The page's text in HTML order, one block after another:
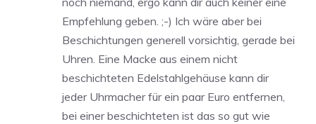
Empfehlung geben. ;-) Ich wäre aber bei
Beschichtungen generell vorsichtig, gerade bei
Uhren. Eine Macke aus einem nicht
beschichteten Edelstahlgehäuse kann dir
jeder Uhrmacher für ein paar Euro entfernen,
bei einer beschichteten ist das so gut wie